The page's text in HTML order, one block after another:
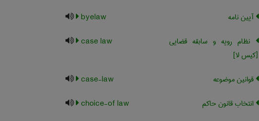
آیین نامه
byelaw
نظام رویه و سابقه قضایی
[کیس لا]
case law
قوانین موضوعه
case-law
انتخاب قانون حاکم
choice-of law